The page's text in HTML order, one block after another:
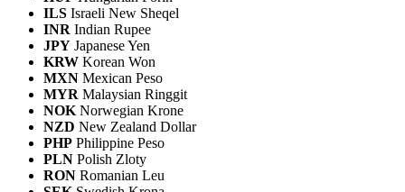
ILS Israeli New Sheqel
INR Indian Rupee
JPY Japanese Yen
KRW Korean Won
MXN Mexican Peso
MYR Malaysian Ringgit
NOK Norwegian Krone
NZD New Zealand Dollar
PHP Philippine Peso
PLN Polish Zloty
RON Romanian Leu